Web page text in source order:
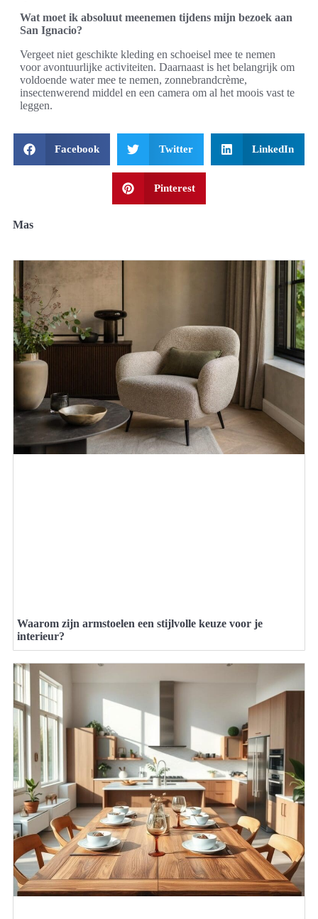
Wat moet ik absoluut meenemen tijdens mijn bezoek aan
San Ignacio?
Vergeet niet geschikte kleding en schoeisel mee te nemen
voor avontuurlijke activiteiten. Daarnaast is het belangrijk om
voldoende water mee te nemen, zonnebrandcrème,
insectenwerend middel en een camera om al het moois vast te
leggen.
Facebook Twitter LinkedIn
Pinterest
Mas
Waarom zijn armstoelen een stijlvolle keuze voor je
interieur?